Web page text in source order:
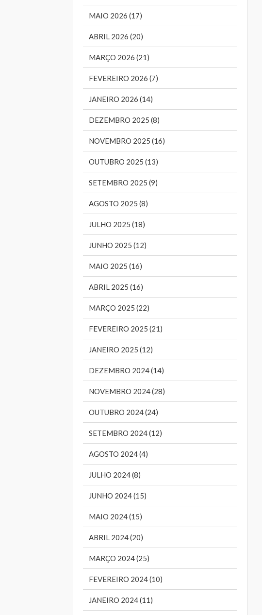
MAIO 2026 (17)
ABRIL 2026 (20)
MARÇO 2026 (21)
FEVEREIRO 2026 (7)
JANEIRO 2026 (14)
DEZEMBRO 2025 (8)
NOVEMBRO 2025 (16)
OUTUBRO 2025 (13)
SETEMBRO 2025 (9)
AGOSTO 2025 (8)
JULHO 2025 (18)
JUNHO 2025 (12)
MAIO 2025 (16)
ABRIL 2025 (16)
MARÇO 2025 (22)
FEVEREIRO 2025 (21)
JANEIRO 2025 (12)
DEZEMBRO 2024 (14)
NOVEMBRO 2024 (28)
OUTUBRO 2024 (24)
SETEMBRO 2024 (12)
AGOSTO 2024 (4)
JULHO 2024 (8)
JUNHO 2024 (15)
MAIO 2024 (15)
ABRIL 2024 (20)
MARÇO 2024 (25)
FEVEREIRO 2024 (10)
JANEIRO 2024 (11)